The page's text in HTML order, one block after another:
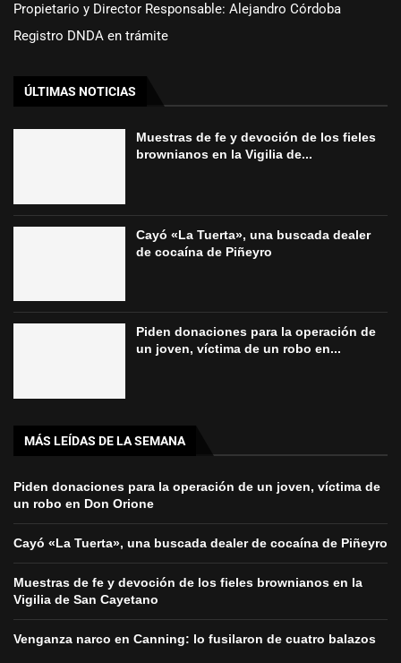
Propietario y Director Responsable: Alejandro Córdoba
Registro DNDA en trámite
ÚLTIMAS NOTICIAS
Muestras de fe y devoción de los fieles
brownianos en la Vigilia de...
Cayó «La Tuerta», una buscada dealer
de cocaína de Piñeyro
Piden donaciones para la operación de
un joven, víctima de un robo en...
MÁS LEÍDAS DE LA SEMANA
Piden donaciones para la operación de un joven, víctima de
un robo en Don Orione
Cayó «La Tuerta», una buscada dealer de cocaína de Piñeyro
Muestras de fe y devoción de los fieles brownianos en la
Vigilia de San Cayetano
Venganza narco en Canning: lo fusilaron de cuatro balazos